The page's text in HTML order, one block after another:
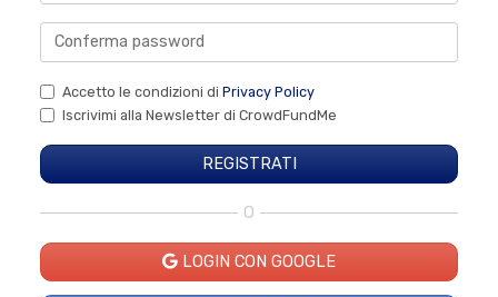
Accetto le condizioni di Privacy Policy
Iscrivimi alla Newsletter di CrowdFundMe
O
LOGIN CON GOOGLE